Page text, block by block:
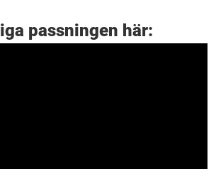
passningen här: